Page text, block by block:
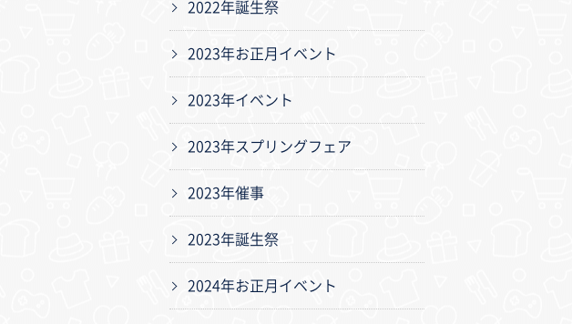
2022年誕生祭
2023年お正月イベント
2023年イベント
2023年スプリングフェア
2023年催事
2023年誕生祭
2024年お正月イベント